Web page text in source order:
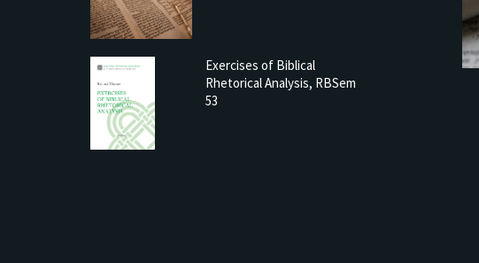
Exercises of Biblical
Rhetorical Analysis, RBSem
53
on Biblical Rhetorical